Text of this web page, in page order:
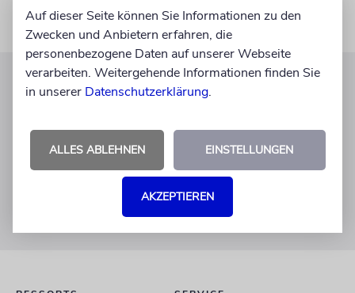
KUNDENSERVICE
+49 30 275833 0
Mo-Do 9-17 Uhr
verlag@juedische-allgemeine.de
redaktion@juedische-allgemeine.de
Auf dieser Seite können Sie Informationen zu den
Zwecken und Anbietern erfahren, die
personenbezogene Daten auf unserer Webseite
verarbeiten. Weitergehende Informationen finden Sie
in unserer Datenschutzerklärung.
ALLES ABLEHNEN EINSTELLUNGEN
AKZEPTIEREN